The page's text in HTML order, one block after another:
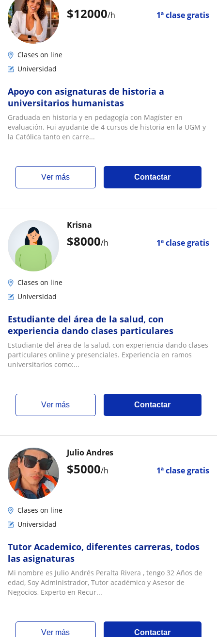
$12000/h 1ª clase gratis
Clases on line
Universidad
Apoyo con asignaturas de historia a
universitarios humanistas
Graduada en historia y en pedagogía con Magíster en
evaluación. Fui ayudante de 4 cursos de historia en la UGM y
la Católica tanto en carre...
ver más Contactar
$8000/h 1ª clase gratis
Krisna
Clases on line
Universidad
Estudiante del área de la salud, con
experiencia dando clases particulares
Estudiante del área de la salud, con experiencia dando clases
particulares online y presenciales. Experiencia en ramos
universitarios como:...
ver más Contactar
$5000/h 1ª clase gratis
Julio Andres
Clases on line
Universidad
Tutor Academico, diferentes carreras, todos
las asignaturas
Mi nombre es Julio Andrés Peralta Rivera , tengo 32 Años de
edad, Soy Administrador, Tutor académico y Asesor de
Negocios, Experto en Recur...
ver más Contactar